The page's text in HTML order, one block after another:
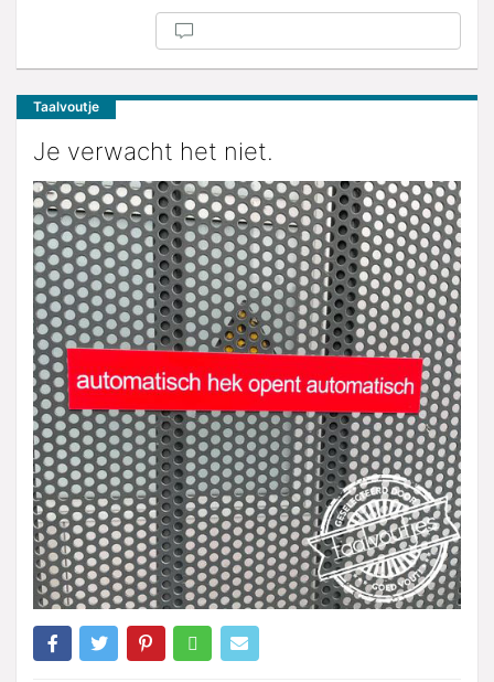
Taalvoutje
Je verwacht het niet.